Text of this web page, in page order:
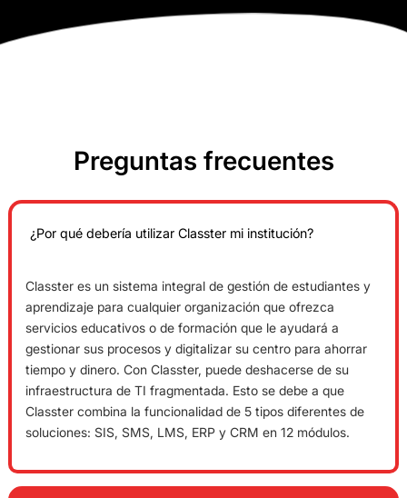
Preguntas frecuentes
¿Por qué debería utilizar Classter mi institución?
Classter es un sistema integral de gestión de estudiantes y
aprendizaje para cualquier organización que ofrezca
servicios educativos o de formación que le ayudará a
gestionar sus procesos y digitalizar su centro para ahorrar
tiempo y dinero. Con Classter, puede deshacerse de su
infraestructura de TI fragmentada. Esto se debe a que
Classter combina la funcionalidad de 5 tipos diferentes de
soluciones: SIS, SMS, LMS, ERP y CRM en 12 módulos.